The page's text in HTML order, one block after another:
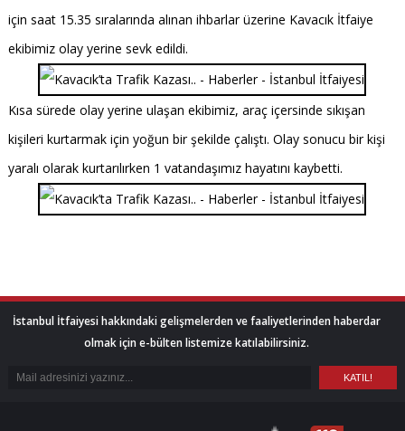
için saat 15.35 sıralarında alınan ihbarlar üzerine Kavacık İtfaiye
ekibimiz olay yerine sevk edildi.
Kısa sürede olay yerine ulaşan ekibimiz, araç içersinde sıkışan
kişileri kurtarmak için yoğun bir şekilde çalıştı. Olay sonucu bir kişi
yaralı olarak kurtarılırken 1 vatandaşımız hayatını kaybetti.
İstanbul İtfaiyesi hakkındaki gelişmelerden ve faaliyetlerinden haberdar
olmak için e-bülten listemize katılabilirsiniz.